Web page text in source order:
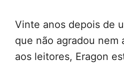
Vinte anos depois de
que não agradou nem
aos leitores, Eragon